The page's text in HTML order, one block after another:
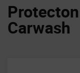
Carwash